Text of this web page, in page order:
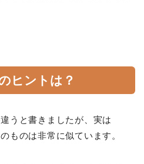
ヒントは？
うと書きましたが、実は
ものは非常に似ています。